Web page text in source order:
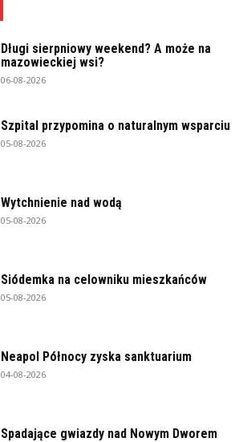
Długi sierpniowy weekend? A może na
mazowieckiej wsi?
06-08-2026
Szpital przypomina o naturalnym wsparciu
05-08-2026
Wytchnienie nad wodą
05-08-2026
Siódemka na celowniku mieszkańców
05-08-2026
Neapol Północy zyska sanktuarium
04-08-2026
Spadające gwiazdy nad Nowym Dworem